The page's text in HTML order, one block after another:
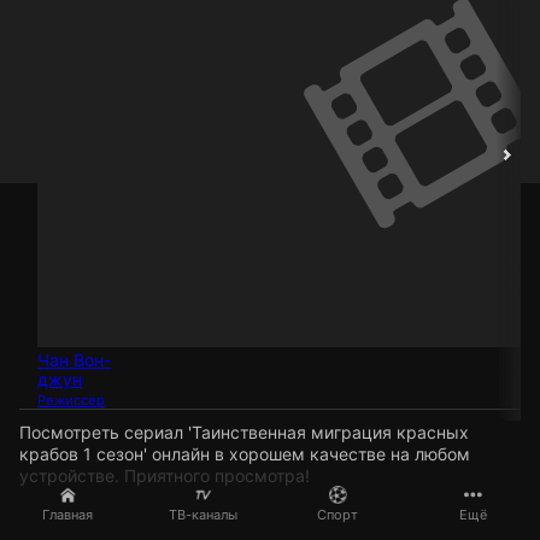
Главная ТВ-каналы Спорт Ещё
Чан Вон-
джун
Режиссёр
Посмотреть сериал 'Таинственная миграция красных
крабов 1 сезон' онлайн в хорошем качестве на любом
устройстве. Приятного просмотра!